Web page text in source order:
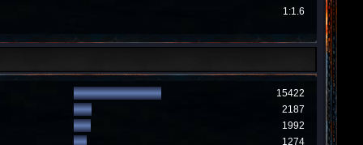
1:1.6
15422
2187
1992
1274